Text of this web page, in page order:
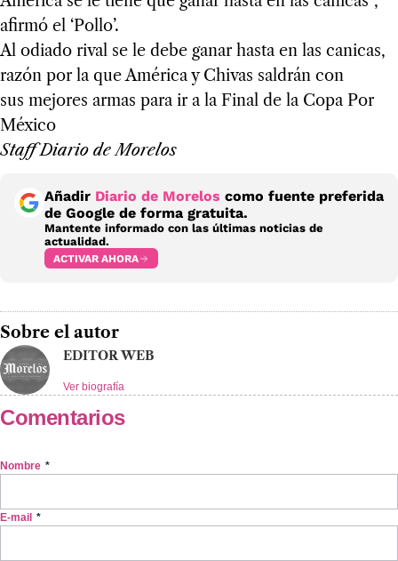
afirmó el ‘Pollo’.
Al odiado rival se le debe ganar hasta en las canicas,
razón por la que América y Chivas saldrán con
sus mejores armas para ir a la Final de la Copa Por
México
Staff Diario de Morelos
Añadir Diario de Morelos como fuente preferida
de Google de forma gratuita.
Mantente informado con las últimas noticias de
actualidad.
ACTIVAR AHORA
Sobre el autor
EDITOR WEB
Ver biografía
Comentarios
Nombre *
E-mail *